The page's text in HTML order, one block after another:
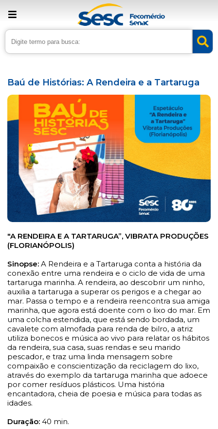
› Home › Agenda
Baú de Histórias: A Rendeira e a Tartaruga
"A RENDEIRA E A TARTARUGA”, VIBRATA PRODUÇÕES
(FLORIANÓPOLIS)
Sinopse: A Rendeira e a Tartaruga conta a história da
conexão entre uma rendeira e o ciclo de vida de uma
tartaruga marinha. A rendeira, ao descobrir um ninho,
auxilia a tartaruga a superar os perigos e a chegar ao
mar. Passa o tempo e a rendeira reencontra sua amiga
marinha, que agora está doente com o lixo do mar. Em
uma colcha estendida, que está sendo bordada, um
cavalete com almofada para renda de bilro, a atriz
utiliza bonecos e música ao vivo para relatar os hábitos
da rendeira, sua casa, suas rendas e seu marido
pescador, e traz uma linda mensagem sobre
compaixão e conscientização da reciclagem do lixo,
através do exemplo da tartaruga marinha que adoece
por comer resíduos plásticos. Uma história
encantadora, cheia de poesia e música para todas as
idades.
Duração: 40 min.